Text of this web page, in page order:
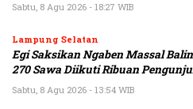
Sabtu, 8 Agu 2026 - 18:27 WIB
Lampung Selatan
Egi Saksikan Ngaben Massal
270 Sawa Diikuti Ribuan
Sabtu, 8 Agu 2026 - 13:54 WIB